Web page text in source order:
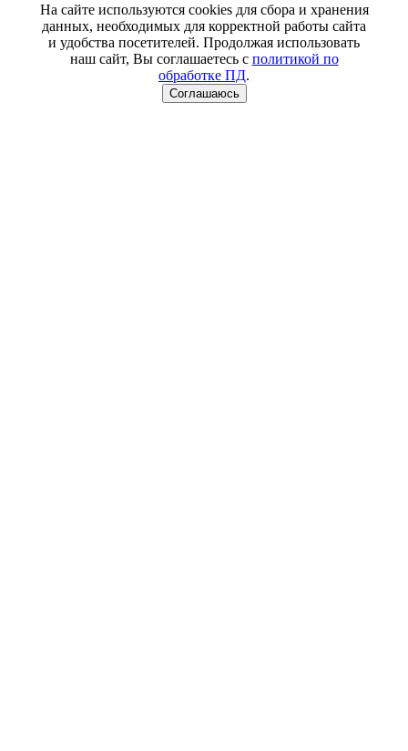
На сайте используются cookies для сбора и хранения
данных, необходимых для корректной работы сайта
и удобства посетителей. Продолжая использовать
наш сайт, Вы соглашаетесь с политикой по
обработке ПД.
Соглашаюсь